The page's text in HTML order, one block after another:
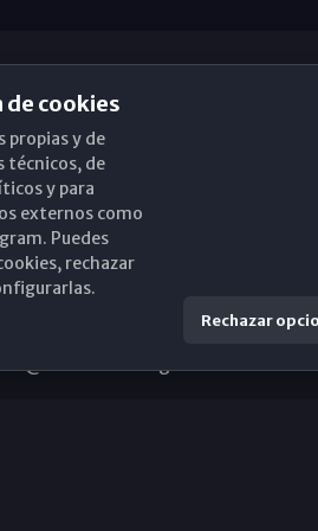
de Málaga
18-20. 29015 Málaga
224 386
cookies
propias y de
técnicos, de
y para
externos como
Puedes
rechazar
Rechazar